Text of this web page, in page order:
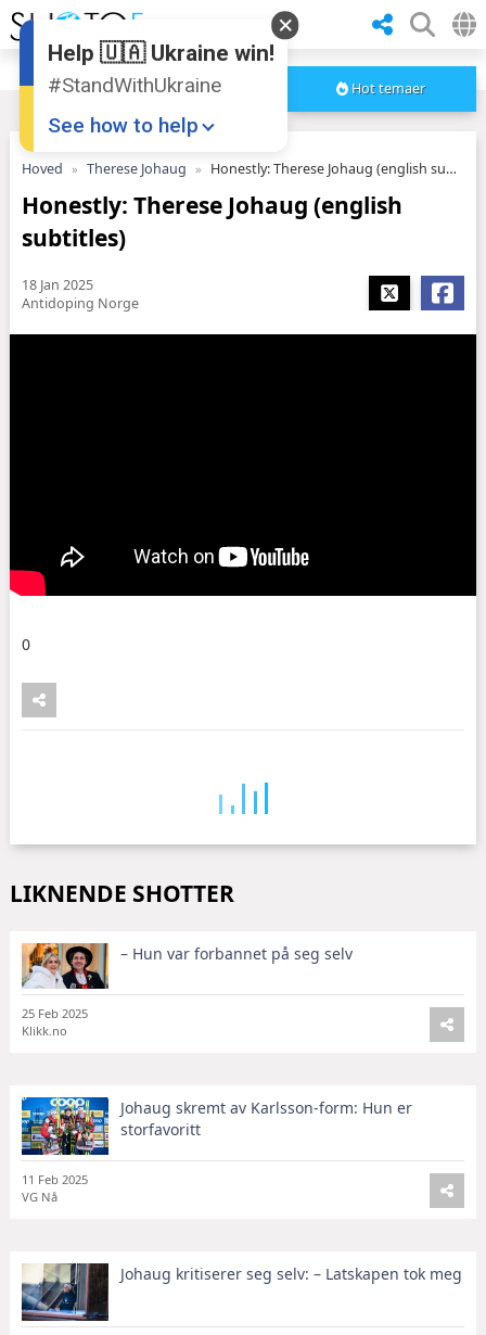
Hot temaer
Hoved Therese Johaug Honestly: Therese Johaug (english subtitles)
Honestly: Therese Johaug (english
subtitles)
18 Jan 2025
Antidoping Norge
0
LIKNENDE SHOTTER
– Hun var forbannet på seg selv
25 Feb 2025
Klikk.no
Johaug skremt av Karlsson-form: Hun er
storfavoritt
11 Feb 2025
VG Nå
Johaug kritiserer seg selv: – Latskapen tok meg
Help 🇺🇦 Ukraine win!
#StandWithUkraine
See how to help